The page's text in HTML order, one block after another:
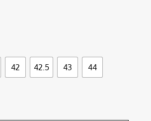
42 42.5 43 44